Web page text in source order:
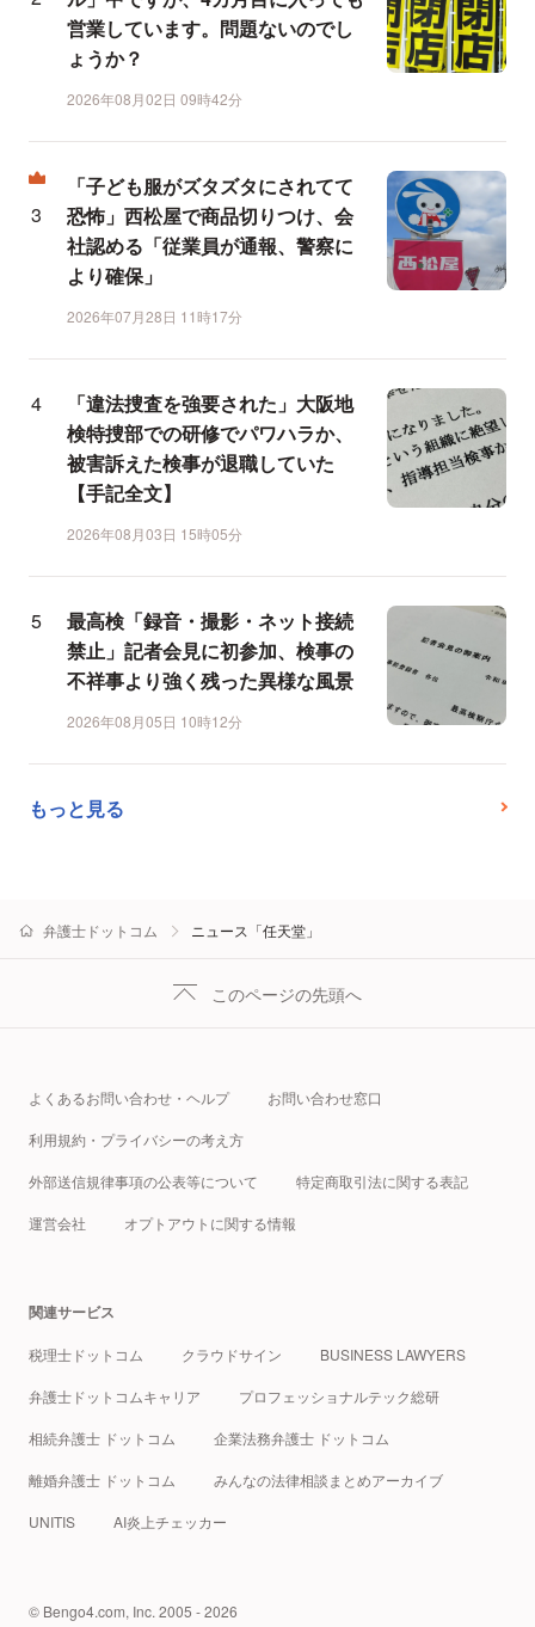
営業しています。問題ないのでし
ょうか？
2026年08月02日 09時42分
「子ども服がズタズタにされてて
恐怖」西松屋で商品切りつけ、会
社認める「従業員が通報、警察に
より確保」
2026年07月28日 11時17分
「違法捜査を強要された」大阪地
検特捜部での研修でパワハラか、
被害訴えた検事が退職していた
【手記全文】
2026年08月03日 15時05分
最高検「録音・撮影・ネット接続
禁止」記者会見に初参加、検事の
不祥事より強く残った異様な風景
2026年08月05日 10時12分
もっと見る
弁護士ドットコム ニュース「任天堂」
このページの先頭へ
よくあるお問い合わせ・ヘルプ お問い合わせ窓口
利用規約・プライバシーの考え方
外部送信規律事項の公表等について 特定商取引法に関する表記
運営会社 オプトアウトに関する情報
関連サービス
税理士ドットコム クラウドサイン BUSINESS LAWYERS
弁護士ドットコムキャリア プロフェッショナルテック総研
相続弁護士 ドットコム 企業法務弁護士 ドットコム
離婚弁護士 ドットコム みんなの法律相談まとめアーカイブ
UNITIS AI炎上チェッカー
© Bengo4.com, Inc. 2005 - 2026